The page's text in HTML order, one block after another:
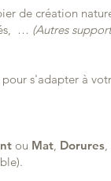
de création
… (Autres
s'adapter à
ou Mat, Dorures,